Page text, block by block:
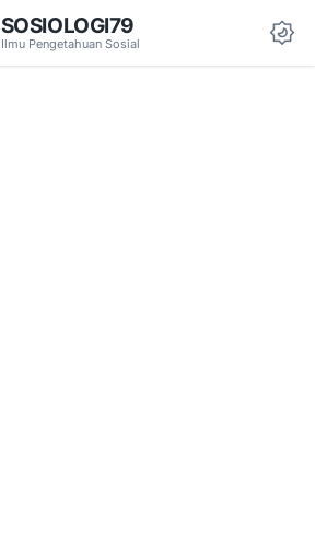
SOSIOLOGI79
Ilmu Pengetahuan Sosial